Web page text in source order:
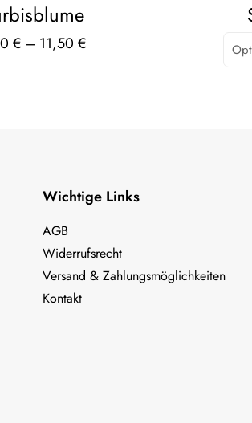
€– 11,50 €
Wichtige Links
AGB
Widerrufsrecht
Versand & Zahlungsmöglichkeiten
Kontakt